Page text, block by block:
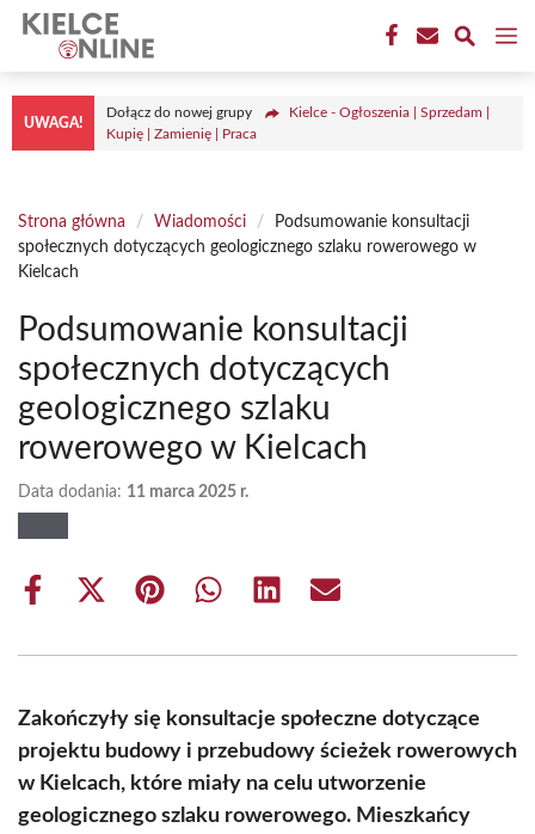
Przejdź
treści
UWAGA!
Dołącz do nowej grupy
Kielce - Ogłoszenia | Sprzedam |
Kupię | Zamienię | Praca
Strona główna / Wiadomości /
Podsumowanie konsultacji
społecznych dotyczących geologicznego szlaku rowerowego w
Kielcach
Podsumowanie konsultacji
społecznych dotyczących
geologicznego szlaku
rowerowego w Kielcach
Data dodania: 11 marca 2025 r.
Share
Share
(Twitter)
Share Share Share Share
Zakończyły się konsultacje społeczne dotyczące
projektu budowy i przebudowy ścieżek rowerowych
w Kielcach, które miały na celu utworzenie
geologicznego szlaku rowerowego. Mieszkańcy